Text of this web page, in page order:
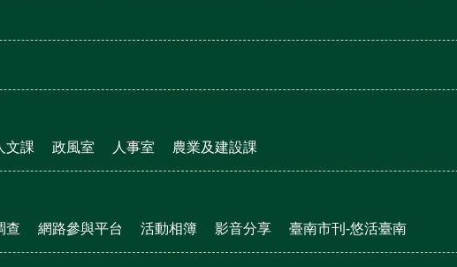
文課 政風室 人事室 農業及建設課
查 網路參與平台 活動相簿 影音分享 臺南市刊-悠活臺南